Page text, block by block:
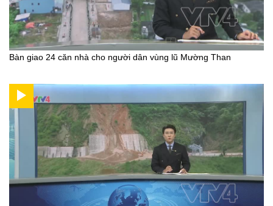
Bàn giao 24 căn nhà cho người dân vùng lũ Mường Than